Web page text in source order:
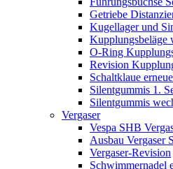
Getriebe
Kugellager und
Kupplungsbeläge
O-Ring
Revision
Schaltklaue
Silentgummis 1.
Silentgummis
Vergaser
Vespa SHB
Ausbau Vergaser
Vergaser-Revision
Schwimmernadel